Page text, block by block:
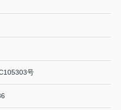
号